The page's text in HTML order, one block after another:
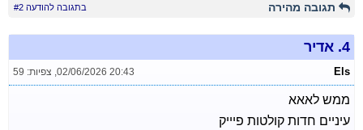
תגובה מהירה בתגובה להודעה #2
4. אדיר
Els
02/06/2026 20:43
, צפיות: 59
ממש לאאא
עיניים חדות קולטות פיייק